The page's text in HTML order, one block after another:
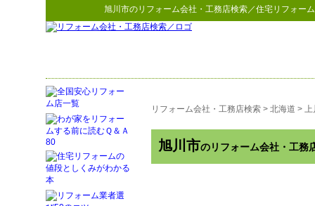
旭川市のリフォーム会社・工務店検索／住宅リフォー
リフォーム会社・工務店検索 > 北海道 > 上
旭川市のリフォーム会社・工務